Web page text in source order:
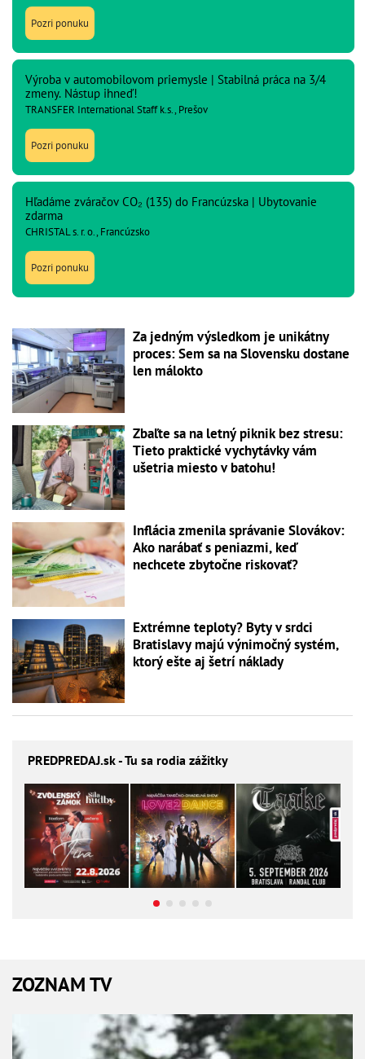
Pozri ponuku
Výroba v automobilovom priemysle | Stabilná práca na 3/4
zmeny. Nástup ihneď!
TRANSFER International Staff k.s., Prešov
Pozri ponuku
Hľadáme zváračov CO₂ (135) do Francúzska | Ubytovanie
zdarma
CHRISTAL s. r. o., Francúzsko
Pozri ponuku
Za jedným výsledkom je unikátny
proces: Sem sa na Slovensku dostane
len málokto
Zbaľte sa na letný piknik bez stresu:
Tieto praktické vychytávky vám
ušetria miesto v batohu!
Inflácia zmenila správanie Slovákov:
Ako narábať s peniazmi, keď
nechcete zbytočne riskovať?
Extrémne teploty? Byty v srdci
Bratislavy majú výnimočný systém,
ktorý ešte aj šetrí náklady
PREDPREDAJ.sk - Tu sa rodia zážitky
ZOZNAM TV